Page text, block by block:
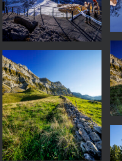
Chammhalden 25-09-18-
1619